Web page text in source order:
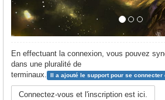
En effectuant la connexion, vous pouvez
dans une pluralité de
terminaux.
Il a ajouté le support pour se connecter
Connectez-vous et l'inscription est ici.